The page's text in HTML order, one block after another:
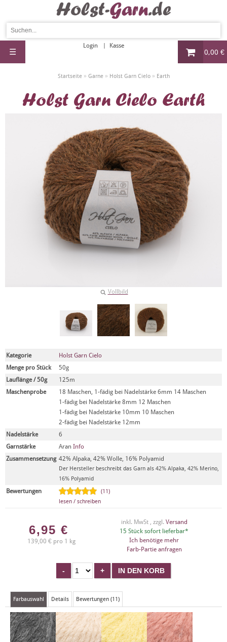
0,00 €
Login Kasse
☰
Startseite» Garne» Holst Garn Cielo» Earth
Holst Garn Cielo Earth
Vollbild
Kategorie
Holst Garn Cielo
Menge pro Stück
50g
Lauflänge / 50g
125m
Maschenprobe
18 Maschen, 1-fädig bei Nadelstärke 6mm 14 Maschen
1-fädig bei Nadelstärke 8mm 12 Maschen
1-fädig bei Nadelstärke 10mm 10 Maschen
2-fädig bei Nadelstärke 12mm
Nadelstärke
6
Garnstärke
Aran Info
Zusammensetzung 42% Alpaka, 42% Wolle, 16% Polyamid
Der Hersteller beschreibt das Garn als 42% Alpaka, 42% Merino,
16% Polyamid
Bewertungen
(11)
lesen / schreiben
6,95 €
139,00 € pro 1 kg
inkl. MwSt , zzgl. Versand
15 Stück sofort lieferbar*
Ich benötige mehr
Farb-Partie anfragen
Farbauswahl Details Bewertungen (11)